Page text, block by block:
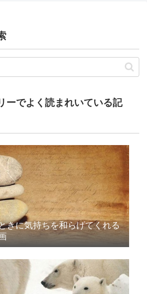
ーでよく読まれいている記
きに気持ちを和らげてくれる